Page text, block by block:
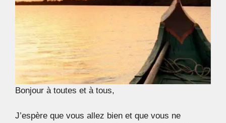
Bonjour à toutes et à tous,
J’espère que vous allez bien et que vous ne